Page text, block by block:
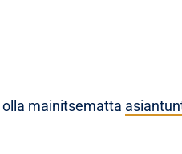
mainitsematta